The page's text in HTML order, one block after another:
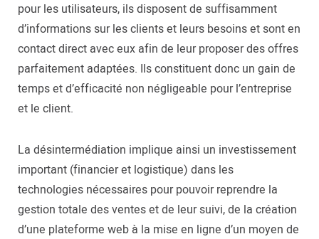
pour les utilisateurs, ils disposent de suffisamment
d’informations sur les clients et leurs besoins et sont en
contact direct avec eux afin de leur proposer des offres
parfaitement adaptées. Ils constituent donc un gain de
temps et d’efficacité non négligeable pour l’entreprise
et le client.
La désintermédiation implique ainsi un investissement
important (financier et logistique) dans les
technologies nécessaires pour pouvoir reprendre la
gestion totale des ventes et de leur suivi, de la création
d’une plateforme web à la mise en ligne d’un moyen de